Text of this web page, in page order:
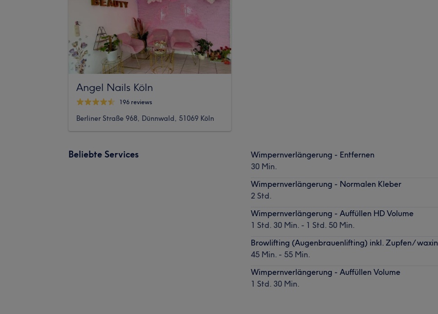
Angel Nails Köln
196 reviews
Berliner Straße 968, Dünnwald, 51069 Köln
Beliebte Services
Wimpernverlängerung - Entfernen
30 Min.
Wimpernverlängerung - Normalen Kleber
2 Std.
Wimpernverlängerung - Auffüllen HD Volume
1 Std. 30 Min. - 1 Std. 50 Min.
Browlifting (Augenbrauenlifting) inkl. Zupfen/
45 Min. - 55 Min.
Wimpernverlängerung - Auffüllen Volume
1 Std. 30 Min.